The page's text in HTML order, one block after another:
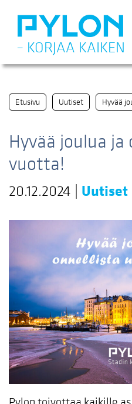
sisältöön
– KORJAA KAIKEN
Etusivu Uutiset
Hyvää joulua
vuotta!
20.12.2024 Uutiset